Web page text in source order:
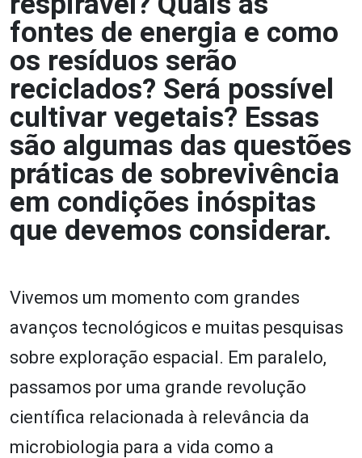
fontes de energia e como
os resíduos serão
reciclados? Será possível
cultivar vegetais? Essas
são algumas das questões
práticas de sobrevivência
em condições inóspitas
que devemos considerar.
Vivemos um momento com grandes
avanços tecnológicos e muitas pesquisas
sobre exploração espacial. Em paralelo,
passamos por uma grande revolução
científica relacionada à relevância da
microbiologia para a vida como a